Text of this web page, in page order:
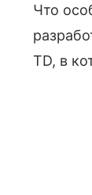
Что
TD, в